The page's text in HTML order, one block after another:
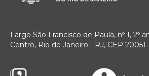
Largo São Francisco de Paula, nº 1, 2º
Centro, Rio de Janeiro - RJ, CEP